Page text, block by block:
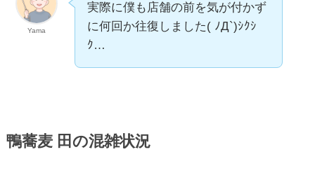
Yama
実際に僕も店舗の前を気が付かず
に何回か往復しました( ﾉД`)ｼｸｼ
ｸ…
鴨蕎麦 田の混雑状況